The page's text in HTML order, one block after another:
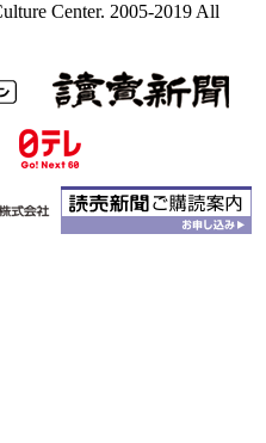
Center. 2005-2019 All